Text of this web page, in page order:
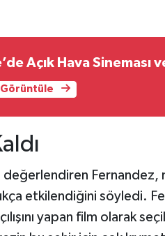
Açık Hava Sineması
Görüntüle
değerlendiren Fernandez,
etkilendiğini söyledi.
yapan film olarak